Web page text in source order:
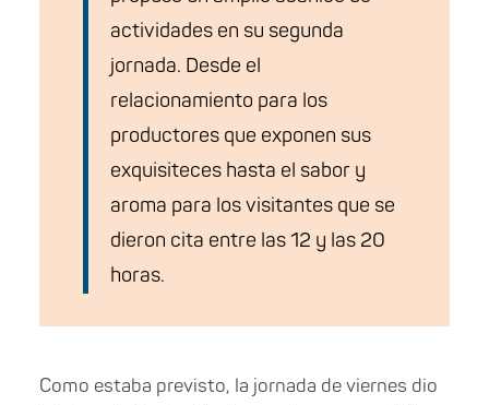
actividades en su segunda
jornada. Desde el
relacionamiento para los
productores que exponen sus
exquisiteces hasta el sabor y
aroma para los visitantes que se
dieron cita entre las 12 y las 20
horas.
Como estaba previsto, la jornada de viernes dio